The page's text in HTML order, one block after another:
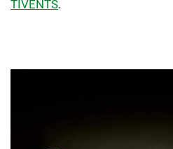
TIVENTS.